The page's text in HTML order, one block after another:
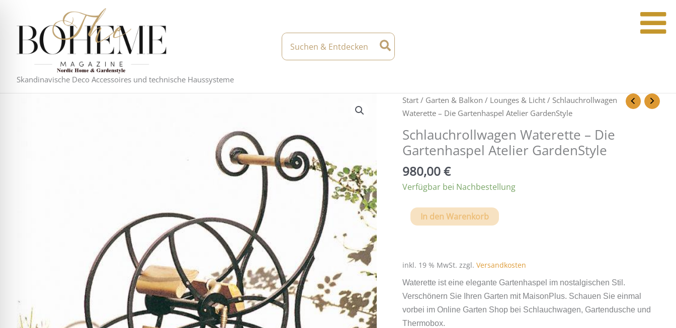
springen
Skandinavische Deco Accessoires und technische Haussysteme
Search
for:
Start/ Garten & Balkon / Lounges & Licht/ Schlauchrollwagen
Waterette – Die Gartenhaspel Atelier GardenStyle
Schlauchrollwagen Waterette – Die
Gartenhaspel Atelier GardenStyle
980,00€
Verfügbar bei Nachbestellung
Schlauchrollwagen
Waterette
Gartenhaspel
Atelier
GardenStyle
Menge
In den Warenkorb
inkl. 19 % MwSt. zzgl. Versandkosten
Waterette ist eine elegante Gartenhaspel im nostalgischen Stil.
Verschönern Sie Ihren Garten mit MaisonPlus. Schauen Sie einmal
vorbei im Online Garten Shop bei Schlauchwagen, Gartendusche und
Thermobox.